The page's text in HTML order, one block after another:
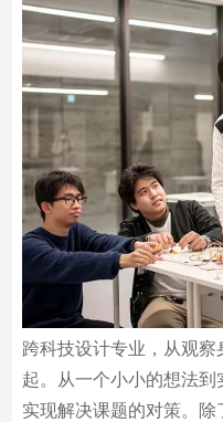
//跨科技设计
跨科技设计专业，从观